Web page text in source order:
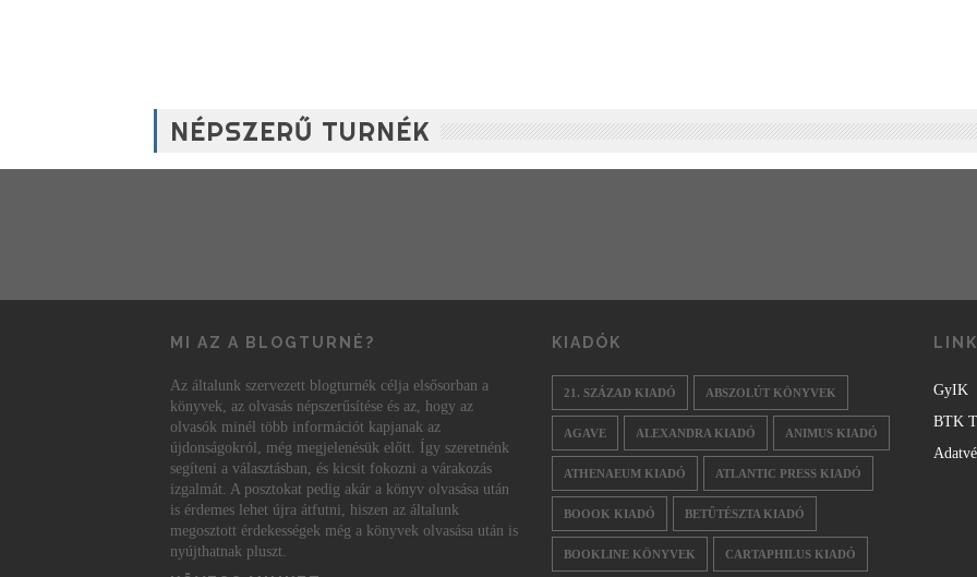
NÉPSZERŰ TURNÉK
MI AZ A BLOGTURNÉ?
Az általunk szervezett blogturnék célja elsősorban a
könyvek, az olvasás népszerűsítése és az, hogy az
olvasók minél több információt kapjanak az
újdonságokról, még megjelenésük előtt. Így szeretnénk
segíteni a választásban, és kicsit fokozni a várakozás
izgalmát. A posztokat pedig akár a könyv olvasása után
is érdemes lehet újra átfutni, hiszen az általunk
megosztott érdekességek még a könyvek olvasása után is
nyújthatnak pluszt.
KIADÓK
21. SZÁZAD KIADÓ ABSZOLÚT KÖNYVEK
AGAVE ALEXANDRA KIADÓ ANIMUS KIADÓ
ATHENAEUM KIADÓ ATLANTIC PRESS KIADÓ
BOOOK KIADÓ BETŰTÉSZTA KIADÓ
BOOKLINE KÖNYVEK CARTAPHILUS KIADÓ
GyIK
BTK